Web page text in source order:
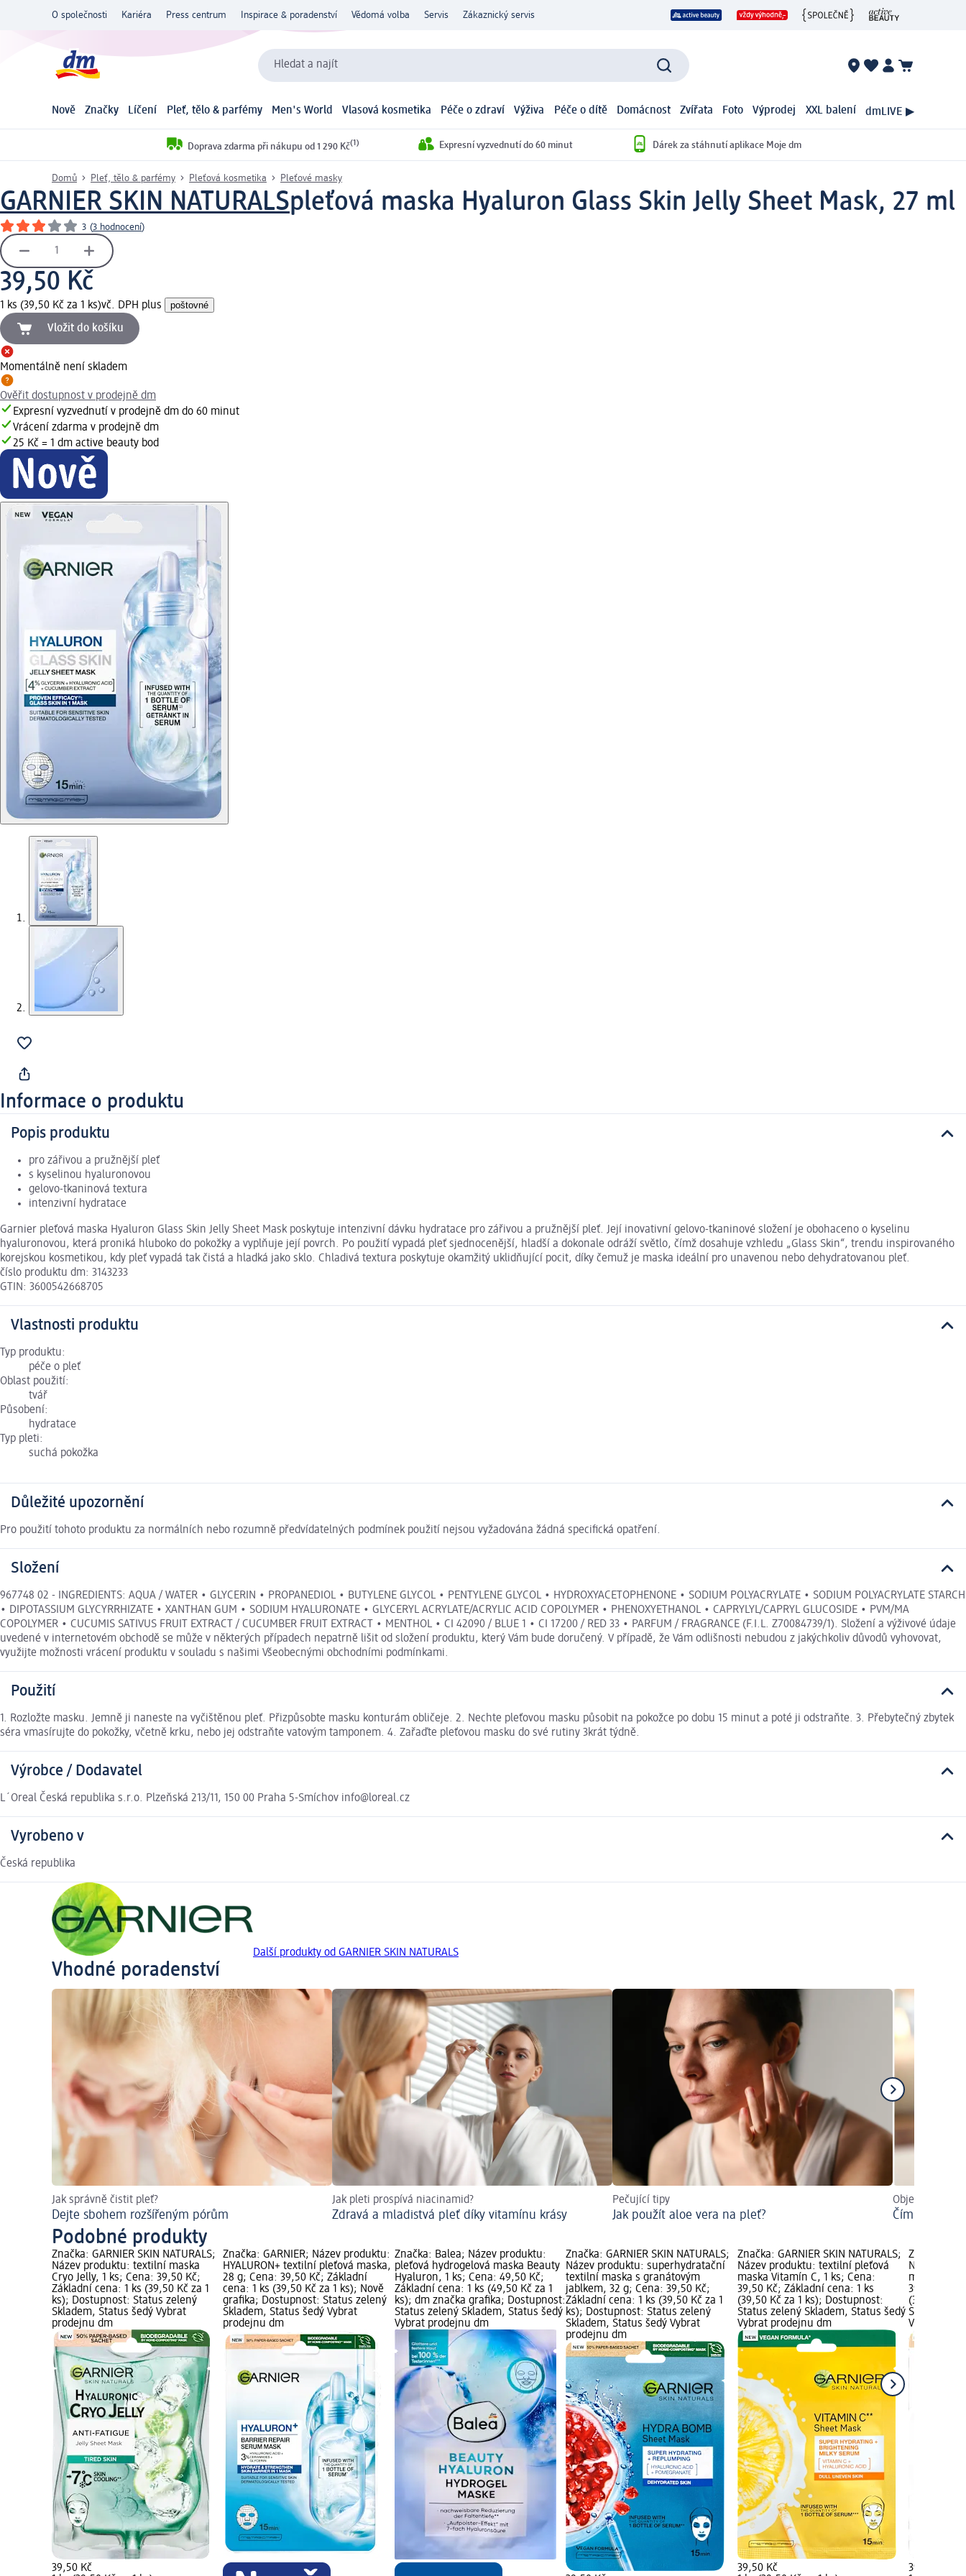
O společnosti Kariéra Press centrum Inspirace & poradenství Vědomá volba Servis Zákaznický servis
Hledat a najít
Nově Značky Líčení Pleť, tělo & parfémy Men's World Vlasová kosmetika Péče o zdraví Výživa Péče o dítě Domácnost Zvířata Foto Výprodej XXL balení dmLIVE ▶
Doprava zdarma při nákupu od 1 290 Kč(1) Expresní vyzvednutí do 60 minut Dárek za stáhnutí aplikace Moje dm
Domů Pleť, tělo & parfémy Pleťová kosmetika Pleťové masky
GARNIER SKIN NATURALSpleťová maska Hyaluron Glass Skin Jelly Sheet Mask, 27 ml
3 (3 hodnocení)
39,50 Kč
1 ks (39,50 Kč za 1 ks)vč. DPH plus poštovné
Vložit do košíku
Momentálně není skladem
Ověřit dostupnost v prodejně dm
Expresní vyzvednutí v prodejně dm do 60 minut
Vrácení zdarma v prodejně dm
25 Kč = 1 dm active beauty bod
Informace o produktu
Popis produktu
pro zářivou a pružnější pleť
s kyselinou hyaluronovou
gelovo-tkaninová textura
intenzivní hydratace
Garnier pleťová maska Hyaluron Glass Skin Jelly Sheet Mask poskytuje intenzivní dávku hydratace pro zářivou a pružnější pleť. Její inovativní gelovo-tkaninové složení je obohaceno o kyselinu
hyaluronovou, která proniká hluboko do pokožky a vyplňuje její povrch. Po použití vypadá pleť sjednocenější, hladší a dokonale odráží světlo, čímž dosahuje vzhledu „Glass Skin“, trendu inspirovaného
korejskou kosmetikou, kdy pleť vypadá tak čistá a hladká jako sklo. Chladivá textura poskytuje okamžitý uklidňující pocit, díky čemuž je maska ideální pro unavenou nebo dehydratovanou pleť.
číslo produktu dm: 3143233
GTIN: 3600542668705
Vlastnosti produktu
Typ produktu:
péče o pleť
Oblast použití:
tvář
Působení:
hydratace
Typ pleti:
suchá pokožka
Důležité upozornění
Pro použití tohoto produktu za normálních nebo rozumně předvídatelných podmínek použití nejsou vyžadována žádná specifická opatření.
Složení
967748 02 - INGREDIENTS: AQUA / WATER • GLYCERIN • PROPANEDIOL • BUTYLENE GLYCOL • PENTYLENE GLYCOL • HYDROXYACETOPHENONE • SODIUM POLYACRYLATE • SODIUM POLYACRYLATE STARCH
• DIPOTASSIUM GLYCYRRHIZATE • XANTHAN GUM • SODIUM HYALURONATE • GLYCERYL ACRYLATE/ACRYLIC ACID COPOLYMER • PHENOXYETHANOL • CAPRYLYL/CAPRYL GLUCOSIDE • PVM/MA
COPOLYMER • CUCUMIS SATIVUS FRUIT EXTRACT / CUCUMBER FRUIT EXTRACT • MENTHOL • CI 42090 / BLUE 1 • CI 17200 / RED 33 • PARFUM / FRAGRANCE (F.I.L. Z70084739/1). Složení a výživové údaje
uvedené v internetovém obchodě se může v některých případech nepatrně lišit od složení produktu, který Vám bude doručený. V případě, že Vám odlišnosti nebudou z jakýchkoliv důvodů vyhovovat,
využijte možnosti vrácení produktu v souladu s našimi Všeobecnými obchodními podmínkami.
Použití
1. Rozložte masku. Jemně ji naneste na vyčištěnou pleť. Přizpůsobte masku konturám obličeje. 2. Nechte pleťovou masku působit na pokožce po dobu 15 minut a poté ji odstraňte. 3. Přebytečný zbytek
séra vmasírujte do pokožky, včetně krku, nebo jej odstraňte vatovým tamponem. 4. Zařaďte pleťovou masku do své rutiny 3krát týdně.
Výrobce / Dodavatel
L´Oreal Česká republika s.r.o. Plzeňská 213/11, 150 00 Praha 5-Smíchov info@loreal.cz
Vyrobeno v
Česká republika
Další produkty od GARNIER SKIN NATURALS
Vhodné poradenství
Jak správně čistit pleť?
Dejte sbohem rozšířeným pórům
Jak pleti prospívá niacinamid?
Zdravá a mladistvá pleť díky vitamínu krásy
Pečující tipy
Jak použít aloe vera na pleť?
Objevte
Čím vyniká
Podobné produkty
Značka: GARNIER SKIN NATURALS;
Název produktu: textilní maska
Cryo Jelly, 1 ks; Cena: 39,50 Kč;
Základní cena: 1 ks (39,50 Kč za 1
ks); Dostupnost: Status zelený
Skladem, Status šedý Vybrat
prodejnu dm
39,50 Kč
Značka: GARNIER; Název produktu:
HYALURON+ textilní pleťová maska,
28 g; Cena: 39,50 Kč; Základní
cena: 1 ks (39,50 Kč za 1 ks); Nově
grafika; Dostupnost: Status zelený
Skladem, Status šedý Vybrat
prodejnu dm
Značka: Balea; Název produktu:
pleťová hydrogelová maska Beauty
Hyaluron, 1 ks; Cena: 49,50 Kč;
Základní cena: 1 ks (49,50 Kč za 1
ks); dm značka grafika; Dostupnost:
Status zelený Skladem, Status šedý
Vybrat prodejnu dm
Značka: GARNIER SKIN NATURALS;
Název produktu: superhydratační
textilní maska s granátovým
jablkem, 32 g; Cena: 39,50 Kč;
Základní cena: 1 ks (39,50 Kč za 1
ks); Dostupnost: Status zelený
Skladem, Status šedý Vybrat
prodejnu dm
Značka: GARNIER SKIN NATURALS;
Název produktu: textilní pleťová
maska Vitamín C, 1 ks; Cena:
39,50 Kč; Základní cena: 1 ks
(39,50 Kč za 1 ks); Dostupnost:
Status zelený Skladem, Status šedý
Vybrat prodejnu dm
39,50 Kč
Značka:
Název
maska
39,50 Kč;
(39,50 Kč
Status
Vybrat
39,50 Kč